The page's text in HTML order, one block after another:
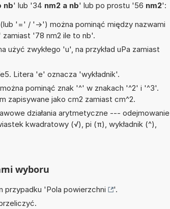
nb' lub '34 nm2 a nb' lub po prostu '56 nm2':
'=' / '->') można pominąć między nazwami
zamiast '78 nm2 ile to nb'.
zwykłego 'u', na przykład uPa zamiast
Litera 'e' oznacza 'wykładnik'.
pominąć znak '^' w znakach '^2' i '^3'.
zapisywane jako cm2 zamiast cm^2.
działania arytmetyczne --- odejmowanie
kwadratowy (√), pi (π), wykładnik (^),
wyboru
przypadku 'Pola powierzchni
'.